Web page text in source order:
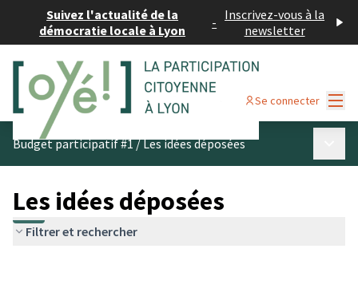
Suivez l'actualité de la
démocratie locale à Lyon
- Inscrivez-vous à la
newsletter
Se connecter
Budget participatif #1/Les idées déposées
Les idées déposées
Filtrer et rechercher